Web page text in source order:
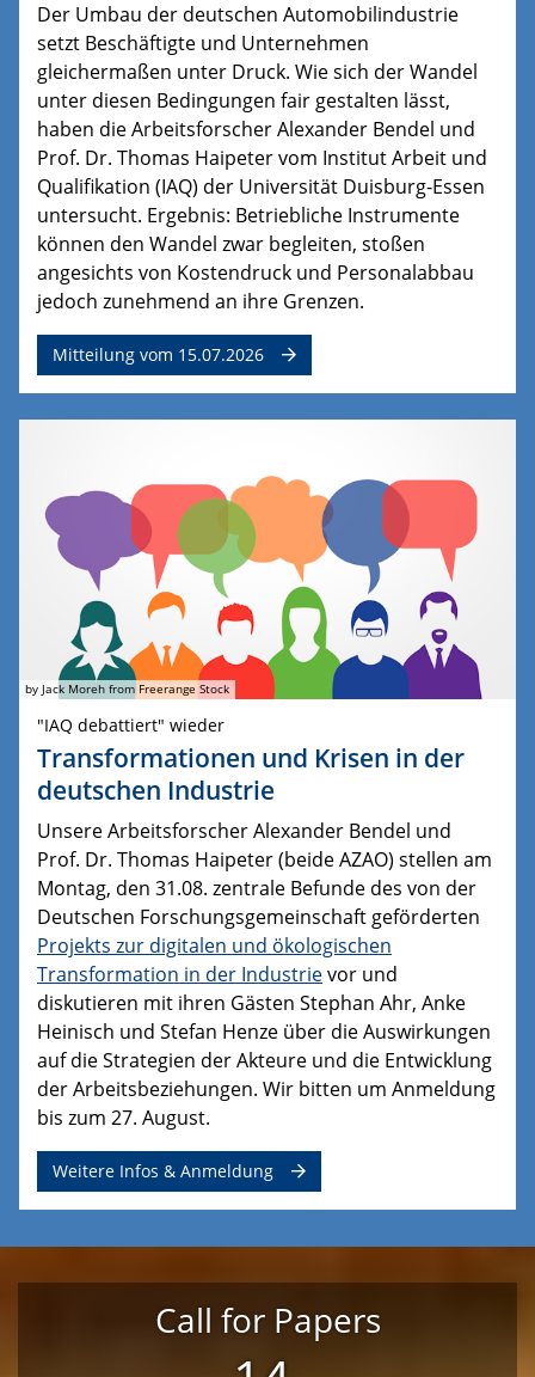
Der Umbau der deutschen Automobilindustrie
setzt Beschäftigte und Unternehmen
gleichermaßen unter Druck. Wie sich der Wandel
unter diesen Bedingungen fair gestalten lässt,
haben die Arbeitsforscher Alexander Bendel und
Prof. Dr. Thomas Haipeter vom Institut Arbeit und
Qualifikation (IAQ) der Universität Duisburg-Essen
untersucht. Ergebnis: Betriebliche Instrumente
können den Wandel zwar begleiten, stoßen
angesichts von Kostendruck und Personalabbau
jedoch zunehmend an ihre Grenzen.
Mitteilung vom 15.07.2026
by Jack Moreh from Freerange Stock
"IAQ debattiert" wieder
Transformationen und Krisen in der
deutschen Industrie
Unsere Arbeitsforscher Alexander Bendel und
Prof. Dr. Thomas Haipeter (beide AZAO) stellen am
Montag, den 31.08. zentrale Befunde des von der
Deutschen Forschungsgemeinschaft geförderten
Projekts zur digitalen und ökologischen
Transformation in der Industrievor und
diskutieren mit ihren Gästen Stephan Ahr, Anke
Heinisch und Stefan Henze über die Auswirkungen
auf die Strategien der Akteure und die Entwicklung
der Arbeitsbeziehungen. Wir bitten um Anmeldung
bis zum 27. August.
Weitere Infos & Anmeldung
Call for Papers